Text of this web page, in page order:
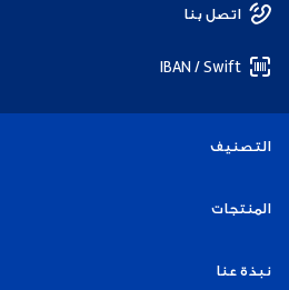
اتصل بنا
IBAN / Swift
التصنيف
الأفراد
المنتجات
الحسابات
نبذة عنا